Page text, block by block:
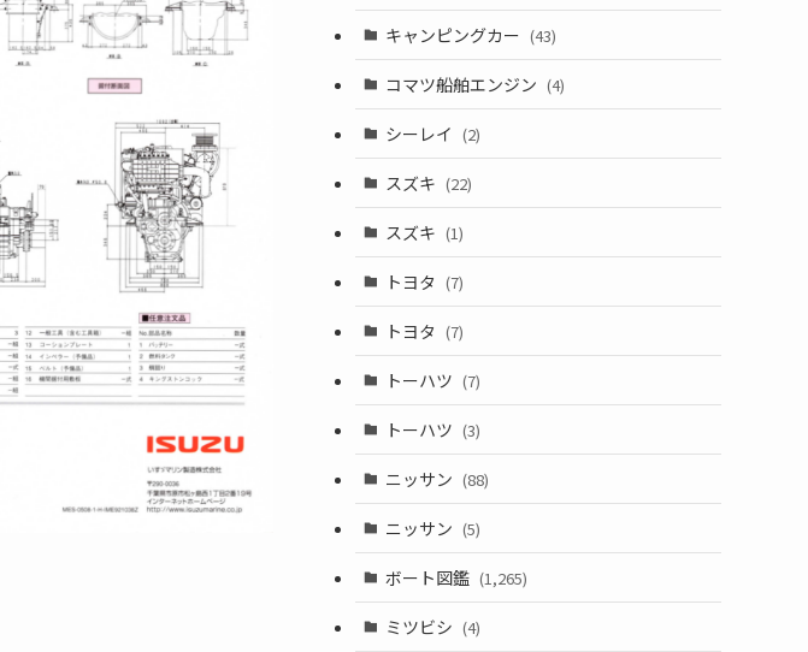
キャンピングカー (43)
コマツ船舶エンジン (4)
シーレイ (2)
スズキ (22)
スズキ (1)
トヨタ (7)
トヨタ (7)
トーハツ (7)
トーハツ (3)
ニッサン (88)
ニッサン (5)
ボート図鑑 (1,265)
ミツビシ (4)